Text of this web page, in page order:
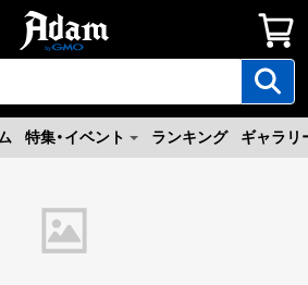
特集・イベント ランキング ギャラリ